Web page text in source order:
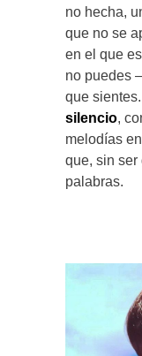
no hecha,
que no se
en el que
no puedes
que
silencio,
melodías
que, sin ser
palabras.